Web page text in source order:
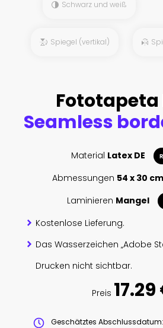
Schwarz und weiß
Spiegel (vertikal)
Fototapeta
Material Latex DE
Abmessungen 54 x 30 cm
Laminieren Mangel
Kostenlose Lieferung.
Das Wasserzeichen „Adobe
Drucken nicht sichtbar.
Preis
Geschätztes Abschlussdatum: